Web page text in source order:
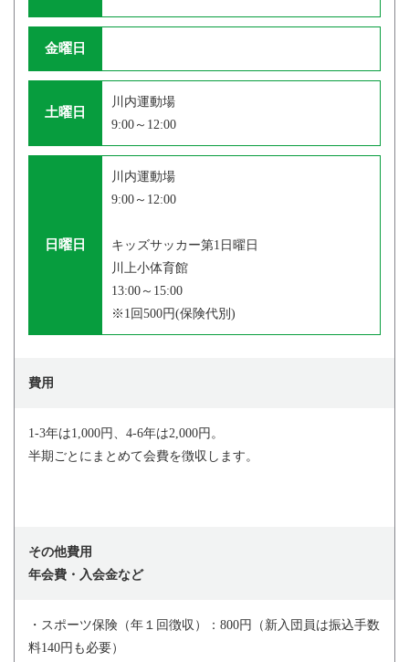
金曜日
土曜日
川内運動場
9:00～12:00
日曜日
川内運動場
9:00～12:00
キッズサッカー第1日曜日
川上小体育館
13:00～15:00
※1回500円(保険代別)
費用
1-3年は1,000円、4-6年は2,000円。
半期ごとにまとめて会費を徴収します。
その他費用
年会費・入会金など
・スポーツ保険（年１回徴収）：800円（新入団員は振込手数
料140円も必要）